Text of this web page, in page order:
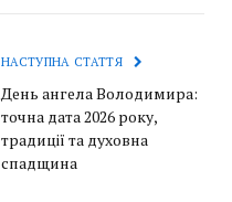
НАСТУПНА СТАТТЯ
День ангела Володимира:
точна дата 2026 року,
традиції та духовна
спадщина